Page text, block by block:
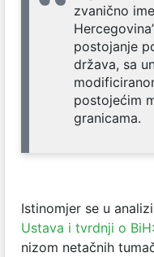
zvanično
postojanje
država, sa
postojećim
granicama.
Istinomjer se u analizi
Ustava i tvrdnji o
nizom netačnih